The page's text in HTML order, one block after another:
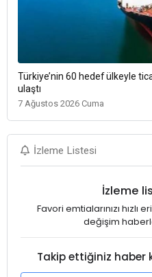
Türkiye’nin 60 hedef ülkeyle
ulaştı
7 Ağustos 2026 Cuma
İzleme Listesi
İzleme
Favori emtialarınızı hızlı
değişim
Takip ettiğiniz